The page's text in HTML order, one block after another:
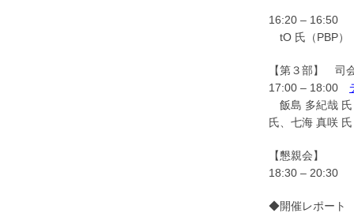
16:20 – 16:50
tO 氏（PBP
【第３部】 司
17:00 – 18:00
飯島 多紀哉 氏
氏、七海 真咲
【懇親会】
18:30 – 20:30
◆開催レポ